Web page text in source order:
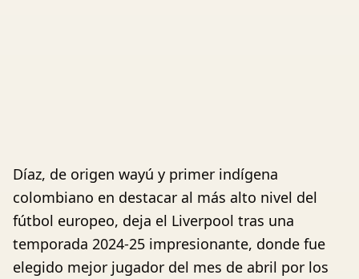
Díaz, de origen wayú y primer indígena
colombiano en destacar al más alto nivel del
fútbol europeo, deja el Liverpool tras una
temporada 2024-25 impresionante, donde fue
elegido mejor jugador del mes de abril por los